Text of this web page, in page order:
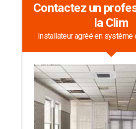
Contactez un
la Clim
Installateur agréé en système